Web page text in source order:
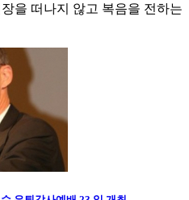
을 떠나지 않고 복음을 전하는